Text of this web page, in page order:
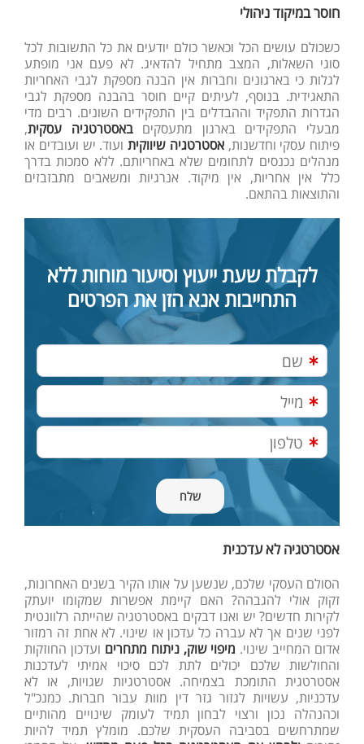
חוסר במיקוד ניהולי
כשכולם עושים הכל וכאשר כולם יודעים את כל התשובות לכל
סוגי השאלות, המצב מתחיל להדאיג. לא פעם אני מופתע
לגלות כי בארגונים וחברות אין הבנה מספקת לגבי האחריות
התאגידית. בנוסף, לעיתים קיים חוסר בהבנה מספקת לגבי
הגדרות התפקיד וההבדלים בין התפקידים השונים. רבים מדי
מבעלי התפקידים בארגון מתעסקיםבאסטרטגיה עסקית,
פיתוח עסקי וחדשנות,אסטרטגיה שיווקית ועוד. יש ועובדים או
מנהלים נכנסים לתחומים שלא באחריותם. ללא סמכות בדרך
כלל אין אחריות, אין מיקוד. אנרגיות ומשאבים מתבזבזים
והתוצאות בהתאם.
לקבלת שעת ייעוץ וסיעור מוחות ללא
התחייבות אנא הזן את הפרטים
אסטרטגיה לא עדכנית
הסולם העסקי שלכם, שנשען על אותו הקיר בשנים האחרונות,
זקוק אולי להגבהה? האם קיימת אפשרות שמקומו יועתק
לקירות חדשים? יש ואנו דבקים באסטרטגיה שהייתה רלוונטית
לפני שנים אך לא עברה כל עדכון או שינוי. לא אחת זה רמזור
אדום המחייב שינוי. מיפוי שוק, ניתוח מתחרים ועדכון החוזקות
והחולשות שלכם יכולים לתת לכם סיכוי אמיתי לעדכנות
אסטרטגית התומכת בצמיחה. אסטרטגיות שגויות, או לא
עדכניות, עשויות לגזור גזר דין מוות עבור חברות. כמנכ"ל
וכהנהלה נכון ורצוי לבחון תמיד לעומק שינויים מהותיים
שמתרחשים בסביבה העסקית שלכם. מומלץ תמיד להיות